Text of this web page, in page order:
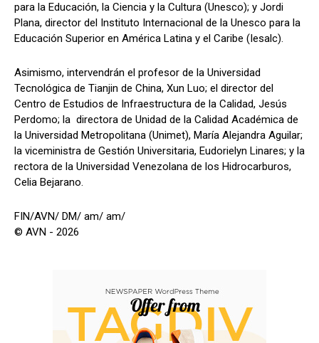
para la Educación, la Ciencia y la Cultura (Unesco); y Jordi
Plana, director del Instituto Internacional de la Unesco para la
Educación Superior en América Latina y el Caribe (Iesalc).
Asimismo, intervendrán el profesor de la Universidad
Tecnológica de Tianjin de China, Xun Luo; el director del
Centro de Estudios de Infraestructura de la Calidad, Jesús
Perdomo; la directora de Unidad de la Calidad Académica de
la Universidad Metropolitana (Unimet), María Alejandra Aguilar;
la viceministra de Gestión Universitaria, Eudorielyn Linares; y la
rectora de la Universidad Venezolana de los Hidrocarburos,
Celia Bejarano.
FIN/AVN/ DM/ am/ am/
© AVN - 2026